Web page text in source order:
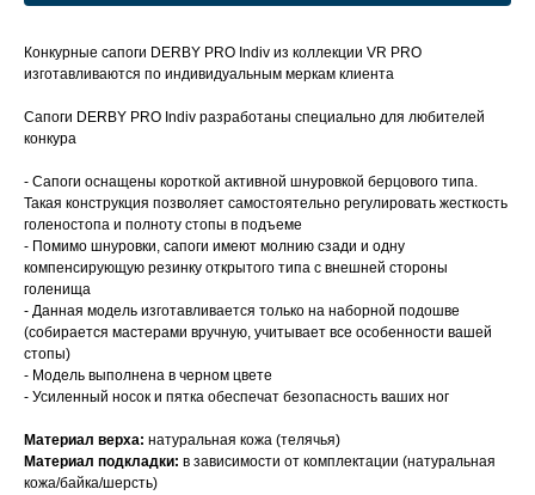
Конкурные сапоги DERBY PRO Indiv из коллекции VR PRO
изготавливаются по индивидуальным меркам клиента
Сапоги DERBY PRO Indiv разработаны специально для любителей
конкура
- Сапоги оснащены короткой активной шнуровкой берцового типа.
Такая конструкция позволяет самостоятельно регулировать жесткость
голеностопа и полноту стопы в подъеме
- Помимо шнуровки, сапоги имеют молнию сзади и одну
компенсирующую резинку открытого типа с внешней стороны
голенища
- Данная модель изготавливается только на наборной подошве
(собирается мастерами вручную, учитывает все особенности вашей
стопы)
- Модель выполнена в черном цвете
- Усиленный носок и пятка обеспечат безопасность ваших ног
Материал верха: натуральная кожа (телячья)
Материал подкладки: в зависимости от комплектации (натуральная
кожа/байка/шерсть)